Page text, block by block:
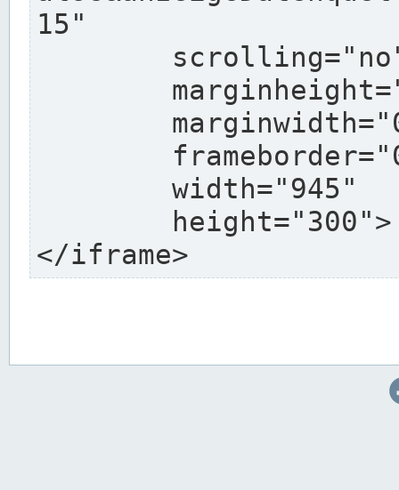
15"
</iframe>